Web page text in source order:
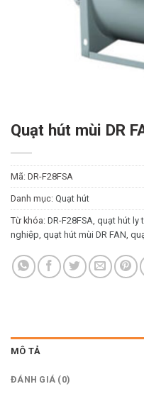
Quạt hút mùi DR
Mã: DR-F28FSA
Danh mục: Quạt hút
Từ khóa: DR-F28FSA, quạt hút ly
nghiệp, quạt hút mùi DR FAN,
MÔ TẢ
ĐÁNH GIÁ (0)